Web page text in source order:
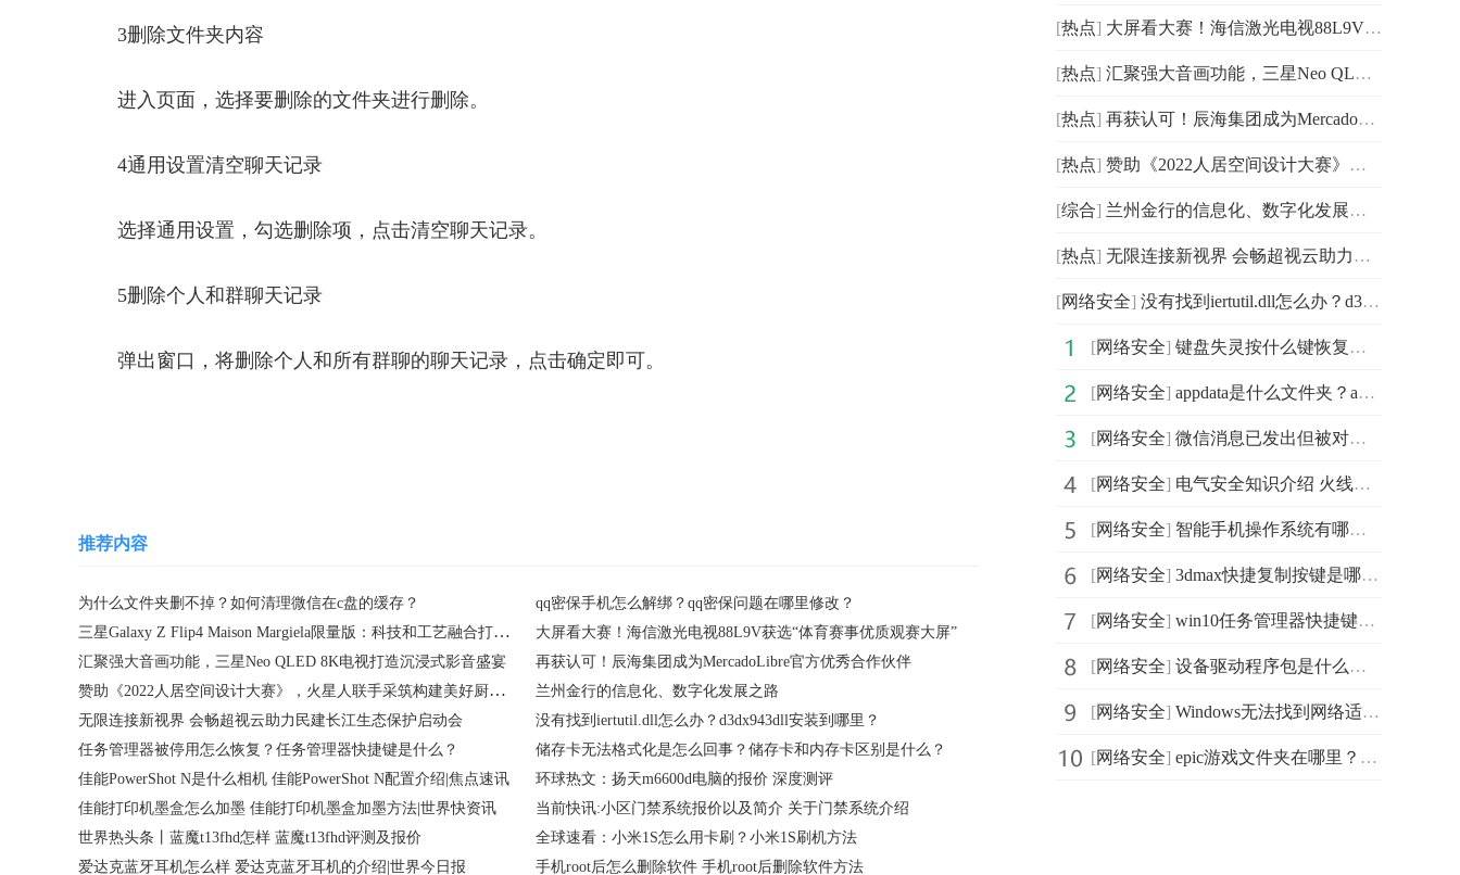
3删除文件夹内容
进入页面，选择要删除的文件夹进行删除。
4通用设置清空聊天记录
选择通用设置，勾选删除项，点击清空聊天记录。
5删除个人和群聊天记录
弹出窗口，将删除个人和所有群聊的聊天记录，点击确定即可。
推荐内容
为什么文件夹删不掉？如何清理微信在c盘的缓存？ qq密保手机怎么解绑？qq密保问题在哪里修改？
三星Galaxy Z Flip4 Maison Margiela限量版：科技和工艺融合打造出的高端时尚先锋
大屏看大赛！海信激光电视88L9V获选“体育赛事优质观赛大屏”
汇聚强大音画功能，三星Neo QLED 8K电视打造沉浸式影音盛宴
再获认可！辰海集团成为MercadoLibre官方优秀合作伙伴
赞助《2022人居空间设计大赛》，火星人联手采筑构建美好厨居生活
兰州金行的信息化、数字化发展之路
无限连接新视界 会畅超视云助力民建长江生态保护启动会
没有找到iertutil.dll怎么办？d3dx943dll安装到哪里？
任务管理器被停用怎么恢复？任务管理器快捷键是什么？
储存卡无法格式化是怎么回事？储存卡和内存卡区别是什么？
佳能PowerShot N是什么相机 佳能PowerShot N配置介绍|焦点速讯
环球热文：扬天m6600d电脑的报价 深度测评
佳能打印机墨盒怎么加墨 佳能打印机墨盒加墨方法|世界快资讯
当前快讯:小区门禁系统报价以及简介 关于门禁系统介绍
世界热头条丨蓝魔t13fhd怎样 蓝魔t13fhd评测及报价
全球速看：小米1S怎么用卡刷？小米1S刷机方法
爱达克蓝牙耳机怎么样 爱达克蓝牙耳机的介绍|世界今日报
手机root后怎么删除软件 手机root后删除软件方法
[热点] 大屏看大赛！海信激光电视88L9V获选“体育赛事优质观赛大
[热点] 汇聚强大音画功能，三星Neo QLED 8K电视打造沉浸式影音盛宴
[热点] 再获认可！辰海集团成为MercadoLibre官方优秀合作伙伴
[热点] 赞助《2022人居空间设计大赛》，火星人联手采筑构建美好
[综合] 兰州金行的信息化、数字化发展之路
[热点] 无限连接新视界 会畅超视云助力民建长江生态保护启动会
[网络安全] 没有找到iertutil.dll怎么办？d3dx943dll安装到哪里？
[网络安全] 键盘失灵按什么键恢复？电脑键盘突然没反应了怎么办？电
[网络安全] appdata是什么文件夹？appdata可以删除吗？appdata有什么用？
[网络安全] 微信消息已发出但被对方拒收是怎么回事？微信消息已发出
[网络安全] 电气安全知识介绍 火线零线字母是什么意思？地线火线零
[网络安全] 智能手机操作系统有哪些？智能手机什么系统好？手机操作
[网络安全] 3dmax快捷复制按键是哪个？3dmax复制快捷键命令是什么？3
[网络安全] win10任务管理器快捷键是什么？win10任务管理器快捷键打
[网络安全] 设备驱动程序包是什么？设备驱动程序包可以删除吗？设备
[网络安全] Windows无法找到网络适配器的驱动程序怎么办？win10找不
[网络安全] epic游戏文件夹在哪里？epic下载的游戏在哪个文件目录？